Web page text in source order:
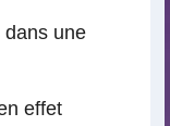
dans une
effet